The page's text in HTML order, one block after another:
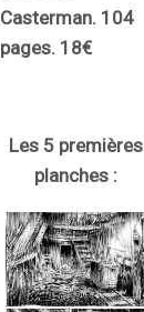
Casterman. 104
pages. 18€
Les 5 premières
planches :